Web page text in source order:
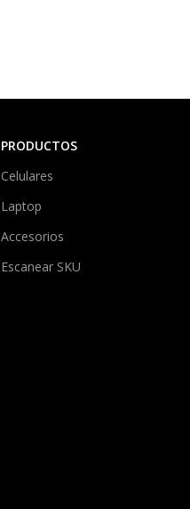
PRODUCTOS
Celulares
Laptop
Accesorios
Escanear SKU